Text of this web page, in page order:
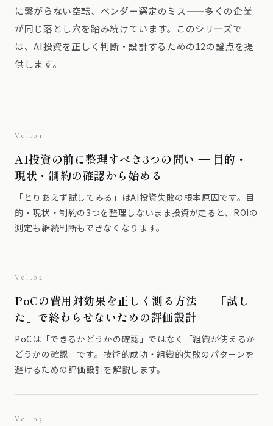
に繋がらない空転、ベンダー選定のミス——多くの企業
が同じ落とし穴を踏み続けています。このシリーズで
は、AI投資を正しく判断・設計するための12の論点を提
供します。
Vol.01
AI投資の前に整理すべき3つの問い — 目的・
現状・制約の確認から始める
「とりあえず試してみる」はAI投資失敗の根本原因です。目
的・現状・制約の3つを整理しないまま投資が走ると、ROIの
測定も継続判断もできなくなります。
Vol.02
PoCの費用対効果を正しく測る方法 — 「試し
た」で終わらせないための評価設計
PoCは「できるかどうかの確認」ではなく「組織が使えるか
どうかの確認」です。技術的成功・組織的失敗のパターンを
避けるための評価設計を解説します。
Vol.03